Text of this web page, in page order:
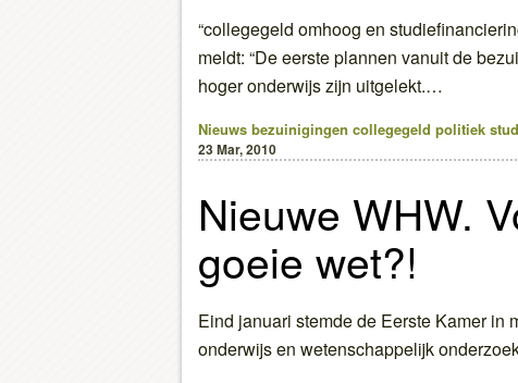
“collegegeld omhoog en
meldt: “De eerste plannen vanuit de
hoger onderwijs zijn uitgelekt.…
Nieuws bezuinigingen collegegeld politiek
23 Mar, 2010
Nieuwe WHW.
goeie wet?!
Eind januari stemde de Eerste Kamer in
onderwijs en wetenschappelijk